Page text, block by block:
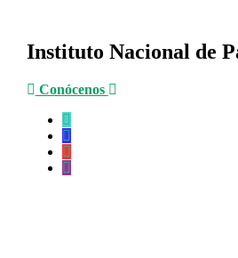
Instituto Nacional de
Conócenos